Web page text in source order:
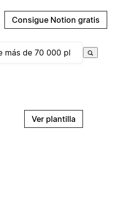
Consigue Notion gratis
Ver plantilla